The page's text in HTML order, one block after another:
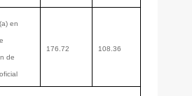
en
de
176.72 108.36